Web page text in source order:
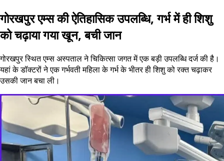
गोरखपुर एम्स की ऐतिहासिक उपलब्धि, गर्भ में ही शिशु
को चढ़ाया गया खून, बची जान
गोरखपुर स्थित एम्स अस्पताल ने चिकित्सा जगत में एक बड़ी उपलब्धि दर्ज की है।
यहां के डॉक्टरों ने एक गर्भवती महिला के गर्भ के भीतर ही शिशु को रक्त चढ़ाकर
उसकी जान बचा ली।